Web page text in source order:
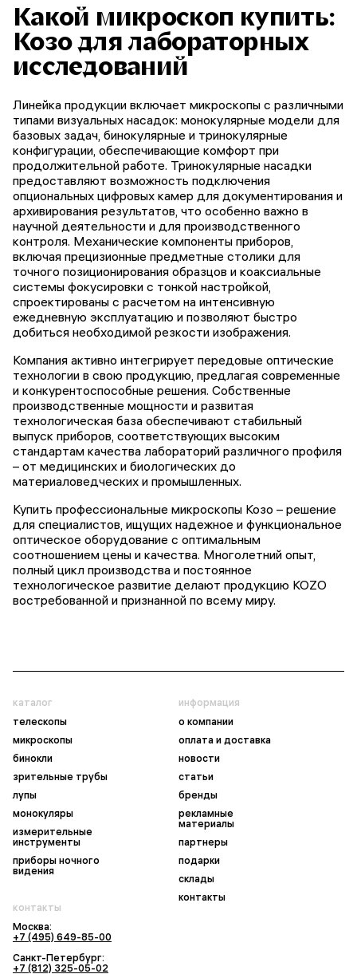
Какой микроскоп купить:
Козо для лабораторных
исследований
Линейка продукции включает микроскопы с различными
типами визуальных насадок: монокулярные модели для
базовых задач, бинокулярные и тринокулярные
конфигурации, обеспечивающие комфорт при
продолжительной работе. Тринокулярные насадки
предоставляют возможность подключения
опциональных цифровых камер для документирования и
архивирования результатов, что особенно важно в
научной деятельности и для производственного
контроля. Механические компоненты приборов,
включая прецизионные предметные столики для
точного позиционирования образцов и коаксиальные
системы фокусировки с тонкой настройкой,
спроектированы с расчетом на интенсивную
ежедневную эксплуатацию и позволяют быстро
добиться необходимой резкости изображения.
Компания активно интегрирует передовые оптические
технологии в свою продукцию, предлагая современные
и конкурентоспособные решения. Собственные
производственные мощности и развитая
технологическая база обеспечивают стабильный
выпуск приборов, соответствующих высоким
стандартам качества лабораторий различного профиля
– от медицинских и биологических до
материаловедческих и промышленных.
Купить профессиональные микроскопы Козо – решение
для специалистов, ищущих надежное и функциональное
оптическое оборудование с оптимальным
соотношением цены и качества. Многолетний опыт,
полный цикл производства и постоянное
технологическое развитие делают продукцию KOZO
востребованной и признанной по всему миру.
каталог
телескопы
микроскопы
бинокли
зрительные трубы
лупы
монокуляры
измерительные
инструменты
приборы ночного
видения
информация
о компании
оплата и доставка
новости
статьи
бренды
рекламные
материалы
партнеры
подарки
склады
контакты
контакты
Москва:
+7 (495) 649-85-00
Санкт-Петербург:
+7 (812) 325-05-02